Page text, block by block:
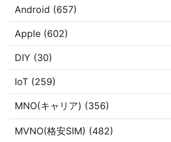
Android (657)
Apple (602)
DIY (30)
IoT (259)
MNO(キャリア) (356)
MVNO(格安SIM) (482)